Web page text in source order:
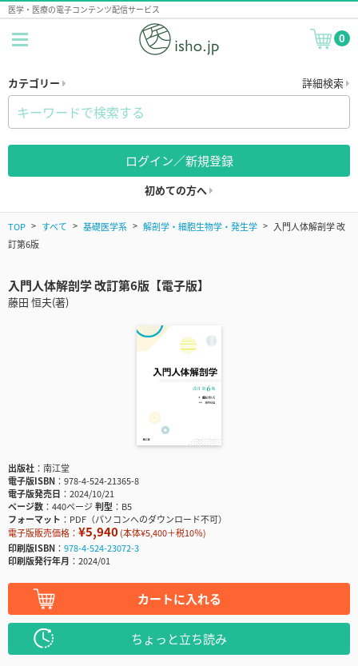
医学・医療の電子コンテンツ配信サービス
0
カテゴリー 詳細検索
ログイン／新規登録
初めての方へ
TOP すべて 基礎医学系 解剖学・細胞生物学・発生学
入門人体解剖学 改
訂第6版
入門人体解剖学 改訂第6版【電子版】
藤田 恒夫(著)
出版社
南江堂
電子版ISBN
978-4-524-21365-8
電子版発売日
2024/10/21
ページ数
440ページ判型
B5
フォーマット
PDF（パソコンへのダウンロード不可）
電子版販売価格： ¥5,940(本体¥5,400＋税10％)
印刷版ISBN
978-4-524-23072-3
印刷版発行年月
2024/01
カートに入れる
ちょっと立ち読み